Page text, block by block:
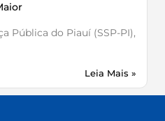
Pública do Piauí (SSP-PI),
Leia Mais »